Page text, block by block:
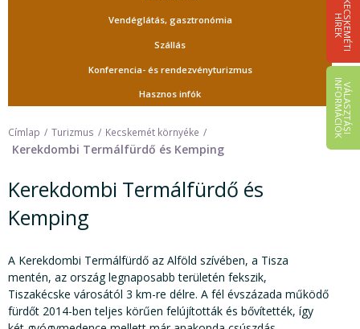
K
E
C
S
K
E
M
É
T
I
HÍ
R
E
K
V
Á
L
A
S
Z
T
Á
S
I
IN
F
O
R
M
Á
C
I
Ó
K
Vendéglátás, gasztronómia
Szállás
Konferencia- és rendezvényturizmus
Hasznos infók
Címlap Turizmus Kecskemét környéke
Kerekdombi Termálfürdő és Kemping
Kerekdombi Termálfürdő és
Kemping
A Kerekdombi Termálfürdő az Alföld szívében, a Tisza
mentén, az ország legnaposabb területén fekszik,
Tiszakécske városától 3 km-re délre. A fél évszázada működő
fürdőt 2014-ben teljes körűen felújították és bővítették, így